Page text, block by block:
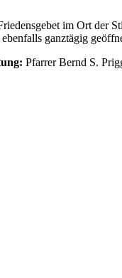
im Ort der
ganztägig
Pfarrer Bernd S.